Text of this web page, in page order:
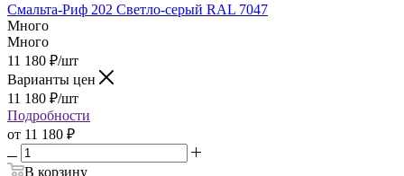
Смальта-Риф 202 Светло-серый RAL 7047
Много
Много
11 180 ₽/шт
Варианты цен
11 180 ₽/шт
Подробности
от 11 180 ₽
В корзину